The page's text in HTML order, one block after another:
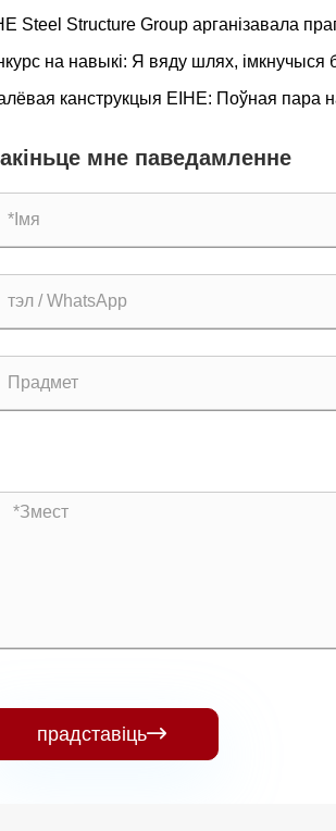
Steel Structure Group арганізавала
93-га ваеннага парада
на навыкі: Я вяду шлях, імкнучыся
з мужнасцю —— Сталёвая
чацвёрты конкурс навыкаў
канструкцыя EIHE: Поўная пара
мне паведамленне
прадставіць